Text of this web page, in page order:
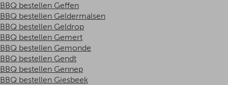
BBQ bestellen Geffen
BBQ bestellen Geldermalsen
BBQ bestellen Geldrop
BBQ bestellen Gemert
BBQ bestellen Gemonde
BBQ bestellen Gendt
BBQ bestellen Gennep
BBQ bestellen Giesbeek